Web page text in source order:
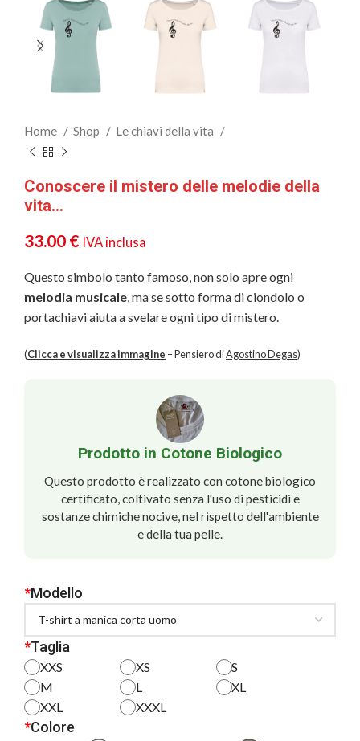
Home Shop Le chiavi della vita
Conoscere il mistero delle melodie della
vita…
33.00 € IVA inclusa
Questo simbolo tanto famoso, non solo apre ogni
melodia musicale , ma se sotto forma di ciondolo o
portachiavi aiuta a svelare ogni tipo di mistero.
(Clicca e visualizza immagine – Pensiero diAgostino Degas)
Prodotto in Cotone Biologico
Questo prodotto è realizzato con cotone biologico
certificato, coltivato senza l'uso di pesticidi e
sostanze chimiche nocive, nel rispetto dell'ambiente
e della tua pelle.
*Modello
*Taglia
XXS XS
S
M
L
XL
XXL
XXXL
*Colore